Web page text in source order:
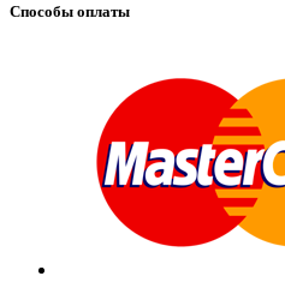
Способы оплаты